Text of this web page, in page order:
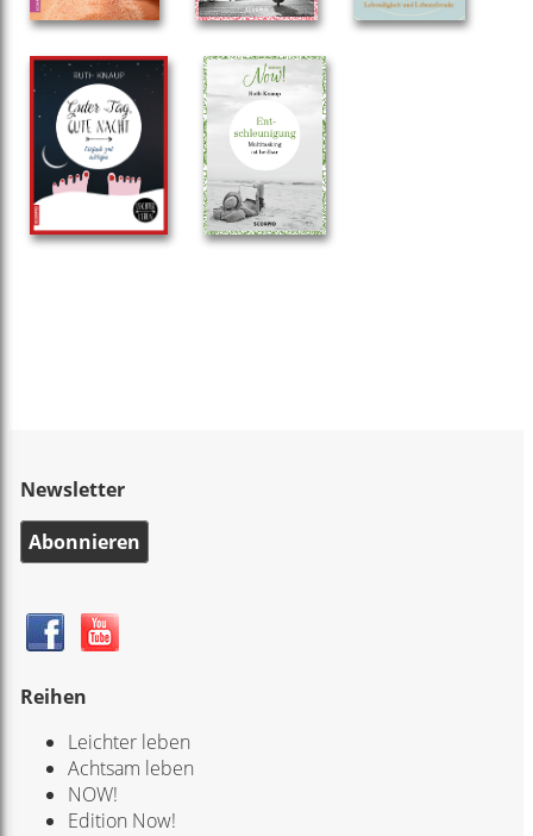
Newsletter
Abonnieren
Reihen
Leichter leben
Achtsam leben
NOW!
Edition Now!